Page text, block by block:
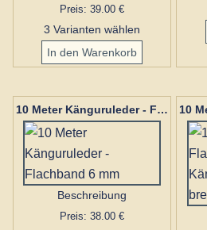
Preis: 39.00 €
3 Varianten wählen
10 Meter Känguruleder - Flachband 6 mm
Beschreibung
Preis: 38.00 €